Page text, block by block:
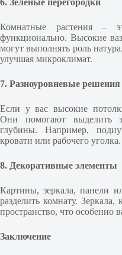
Комнатные растения –
функционально. Высокие
могут выполнять роль
улучшая микроклимат.
7. Разноуровневые решения
Если у вас высокие
Они помогают выделить
глубины. Например,
кровати или рабочего уголка.
8. Декоративные элементы
Картины, зеркала, панели
разделить комнату.
пространство, что
Заключение